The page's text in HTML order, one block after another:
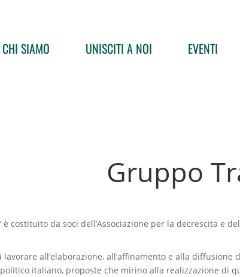
CHI SIAMO UNISCITI A NOI EVENTI
Gruppo
è costituito da soci dell’Associazione per la decrescita
all’elaborazione, all’affinamento e alla
italiano, proposte che mirino alla realizzazione di